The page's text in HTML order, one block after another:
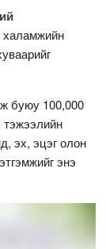
халамжийн
буюу 100,000
тэжээлийн
эх, эцэг олон
энэ